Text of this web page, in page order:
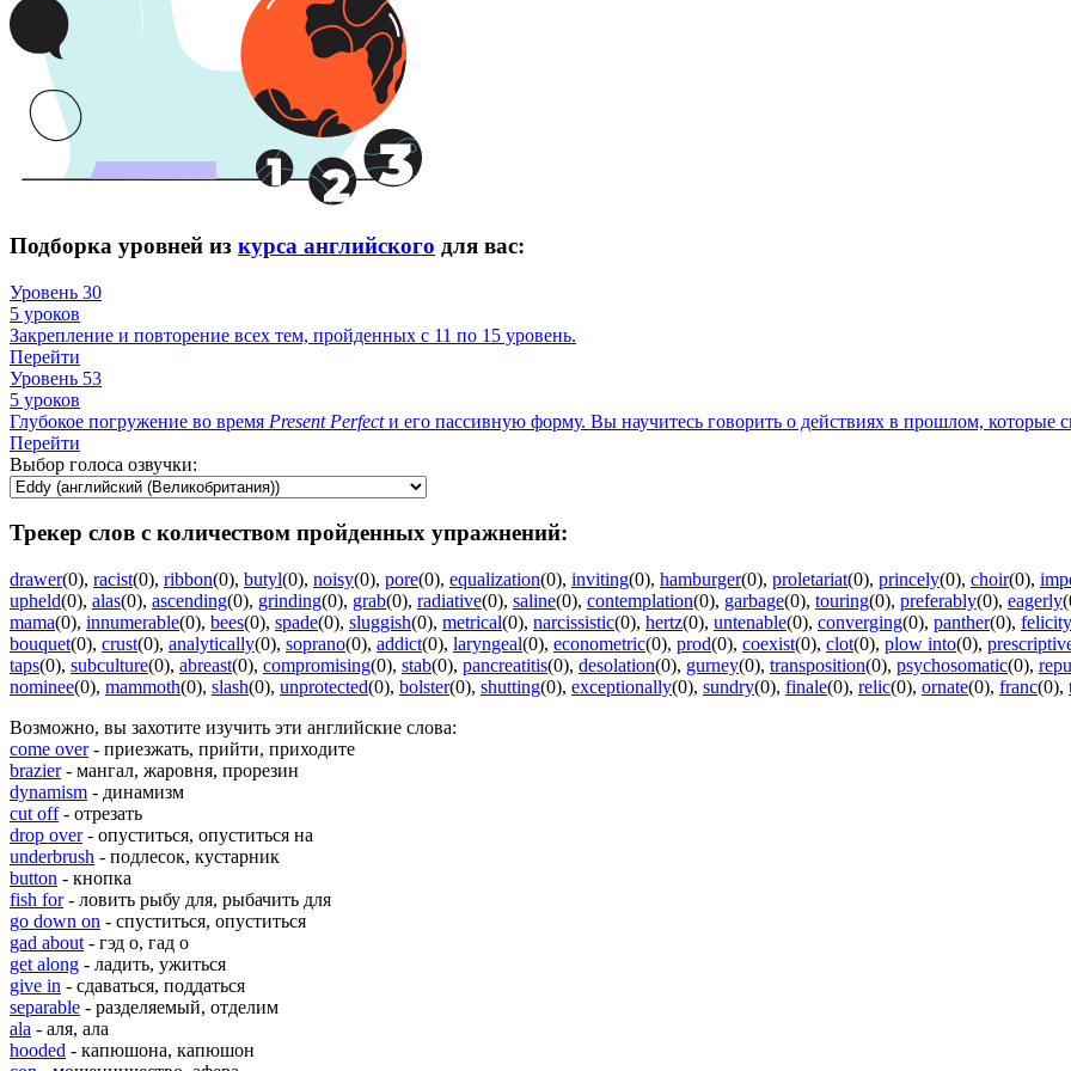
Подборка уровней из курса английского для вас:
Уровень 30
5 уроков
Закрепление и повторение всех тем, пройденных с 11 по 15 уровень.
Перейти
Уровень 53
5 уроков
Глубокое погружение во время Present Perfectи его пассивную форму. Вы научитесь говорить о действиях в прошлом, которые
Перейти
Выбор голоса озвучки:
Трекер слов с количеством пройденных упражнений:
drawer(0), racist(0), ribbon(0), butyl(0), noisy(0), pore(0), equalization(0), inviting(0), hamburger(0), proletariat(0), princely(0), choir(0),
upheld(0), alas(0), ascending(0), grinding(0), grab(0), radiative(0), saline(0), contemplation(0), garbage(0), touring(0), preferably(0), eagerly
mama(0), innumerable(0), bees(0), spade(0), sluggish(0), metrical(0), narcissistic(0), hertz(0), untenable(0), converging(0), panther(0), felicity
bouquet(0), crust(0), analytically(0), soprano(0), addict(0), laryngeal(0), econometric(0), prod(0), coexist(0), clot(0), plow into(0),
taps(0), subculture(0), abreast(0), compromising(0), stab(0), pancreatitis(0), desolation(0), gurney(0), transposition(0), psychosomatic(0),
nominee(0), mammoth(0), slash(0), unprotected(0), bolster(0), shutting(0), exceptionally(0), sundry(0), finale(0), relic(0), ornate(0), franc(0),
Возможно, вы захотите изучить эти английские слова:
come over- приезжать, прийти, приходите
brazier- мангал, жаровня, прорезин
dynamism - динамизм
cut off- отрезать
drop over- опуститься, опуститься на
underbrush - подлесок, кустарник
button - кнопка
fish for- ловить рыбу для, рыбачить для
go down on - спуститься, опуститься
gad about - гэд о, гад о
get along - ладить, ужиться
give in - сдаваться, поддаться
separable - разделяемый, отделим
ala - аля, ала
hooded - капюшона, капюшон